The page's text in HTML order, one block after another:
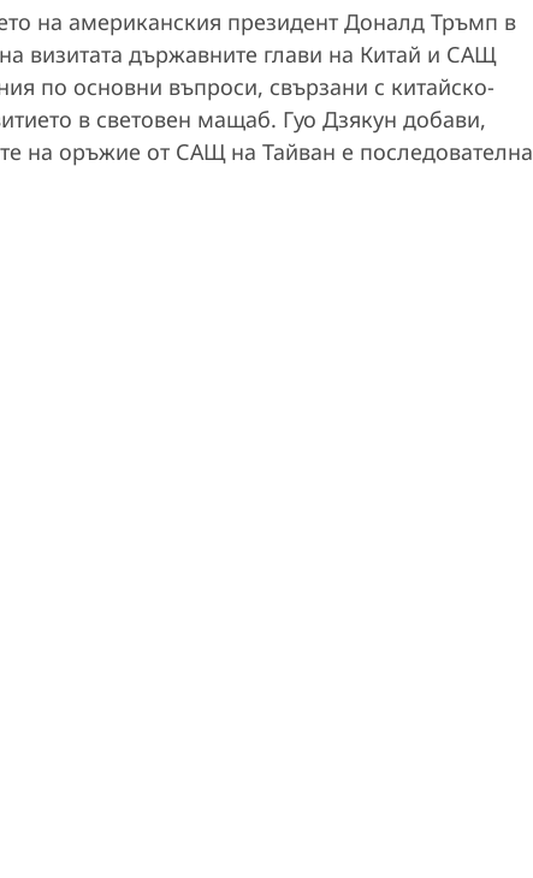
на американския президент Доналд Тръмп в
визитата държавните глави на Китай и САЩ
по основни въпроси, свързани с китайско-
в световен мащаб. Гуо Дзякун добави,
на оръжие от САЩ на Тайван е последователна